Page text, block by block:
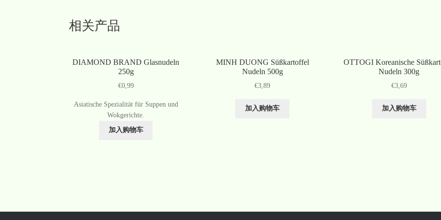
相关产品
DIAMOND BRAND Glasnudeln
250g
€0,99
Asiatische Spezialität für Suppen und
Wokgerichte.
加入购物车
MINH DUONG Süßkartoffel
Nudeln 500g
€3,89
加入购物车
OTTOGI Koreanische
Nudeln 300g
€3,69
加入购物车